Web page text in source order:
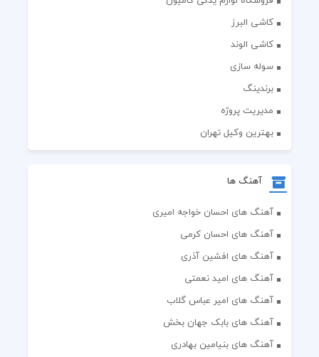
کاشی البرز
کاشی الوند
سوله سازی
برندینگ
مدیریت پروژه
بهترین وکیل تهران
آهنگ ها
آهنگ های احسان خواجه امیری
آهنگ های احسان کرمی
آهنگ های افشین آذری
آهنگ های امید نعمتی
آهنگ های امیر عباس گلاب
آهنگ های بابک جهان بخش
آهنگ های بنیامین بهادری